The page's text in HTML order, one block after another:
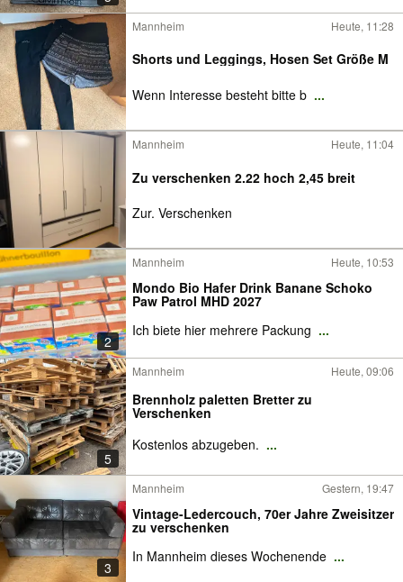
Mannheim Heute, 11:28
Shorts und Leggings, Hosen Set Größe M
Wenn Interesse besteht bitte b ...
Mannheim Heute, 11:04
Zu verschenken 2.22 hoch 2,45 breit
Zur. Verschenken
2
Mannheim Heute, 10:53
Mondo Bio Hafer Drink Banane Schoko
Paw Patrol MHD 2027
Ich biete hier mehrere Packung ...
5
Mannheim Heute, 09:06
Brennholz paletten Bretter zu
Verschenken
Kostenlos abzugeben. ...
3
Mannheim Gestern, 19:47
Vintage-Ledercouch, 70er Jahre Zweisitzer
zu verschenken
In Mannheim dieses Wochenende ...